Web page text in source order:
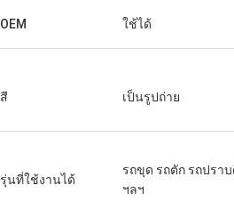
OEM ใช้ได้
สี เป็นรูปถ่าย
รุ่นที่ใช้งานได้
รถขุด รถตัก รถปรา
ฯลฯ